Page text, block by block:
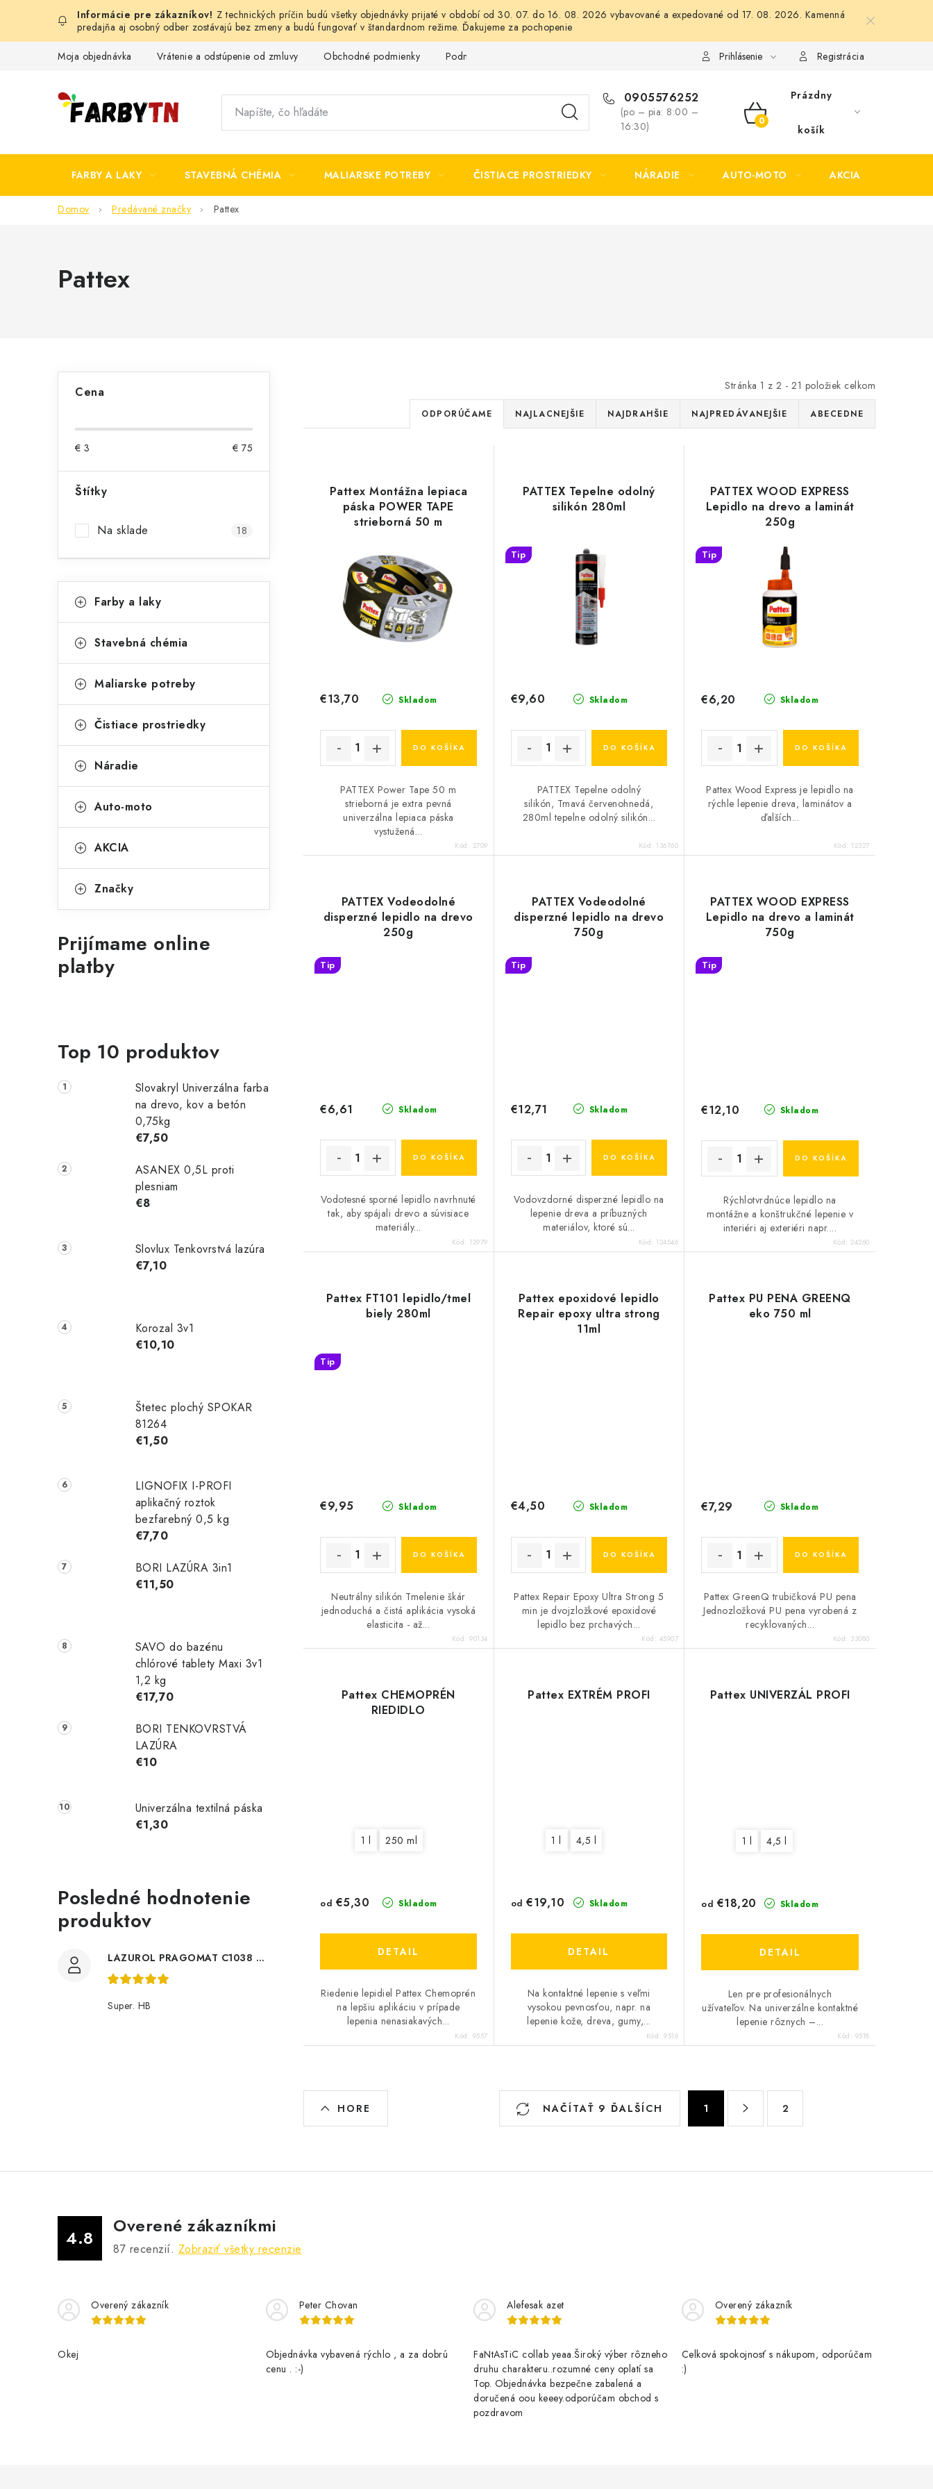
obsah
Z technických príčin budú všetky objednávky prijaté v období od 30. 07. do 16. 08. 2026 vybavované a expedované od 17. 08. 2026. Kamenná
predajňa aj osobný odber zostávajú bez zmeny a budú fungovať v štandardnom režime. Ďakujeme za pochopenie
Moja objednávka Vrátenie a odstúpenie od zmluvy Obchodné podmienky Podmienky ochrany osobných údajov Formulár na odstúpenie od zmluvy Formulár na reklamáciu
Prihlásenie Registrácia
0905576252
(po – pia: 8:00 –
16:30)
NÁKUPNÝ
Prázdny
košík
FARBY A LAKY STAVEBNÁ CHÉMIA MALIARSKE POTREBY ČISTIACE PROSTRIEDKY NÁRADIE AUTO-MOTO AKCIA
Domov Predávané značky Pattex
Pattex
n
n
l
Cena
€ 3 € 75
Štítky
Na sklade 18
kategórie
a
e
ó
i
Farby a laky
Stavebná chémia
Maliarske potreby
Čistiace prostriedky
Náradie
Auto-moto
AKCIA
Značky
Prijímame online
platby
Top 10 produktov
Slovakryl Univerzálna farba
na drevo, kov a betón
0,75kg
€7,50
ASANEX 0,5L proti
plesniam
€8
Slovlux Tenkovrstvá lazúra
€7,10
Korozal 3v1
€10,10
Štetec plochý SPOKAR
81264
€1,50
LIGNOFIX I-PROFI
aplikačný roztok
bezfarebný 0,5 kg
€7,70
BORI LAZÚRA 3in1
€11,50
SAVO do bazénu
chlórové tablety Maxi 3v1
1,2 kg
€17,70
BORI TENKOVRSTVÁ
LAZÚRA
€10
Univerzálna textilná páska
€1,30
Posledné hodnotenie
produktov
LAZUROL PRAGOMAT C1038 0,75l
Super. HB
Stránka 1 z 2 - 21 položiek celkom
R
a
e
n
e
p
r
o
u
k
t
o
v
ODPORÚČAME NAJLACNEJŠIE NAJDRAHŠIE NAJPREDÁVANEJŠIE ABECEDNE
Pattex Montážna lepiaca
páska POWER TAPE
strieborná 50 m
Skladom
€13,70
DO KOŠÍKA
PATTEX Power Tape 50 m
strieborná je extra pevná
univerzálna lepiaca páska
vystužená...
Kód: 2709
PATTEX Tepelne odolný
silikón 280ml
Tip
Skladom
€9,60
DO KOŠÍKA
PATTEX Tepelne odolný
silikón, Tmavá červenohnedá,
280ml tepelne odolný silikón...
Kód: 136760
PATTEX WOOD EXPRESS
Lepidlo na drevo a laminát
250g
Tip
Skladom
€6,20
DO KOŠÍKA
Pattex Wood Express je lepidlo na
rýchle lepenie dreva, laminátov a
ďalších...
Kód: 12327
PATTEX Vodeodolné
disperzné lepidlo na drevo
250g
Tip
Skladom
€6,61
DO KOŠÍKA
Vodotesné sporné lepidlo navrhnuté
tak, aby spájali drevo a súvisiace
materiály...
Kód: 12979
PATTEX Vodeodolné
disperzné lepidlo na drevo
750g
Tip
Skladom
€12,71
DO KOŠÍKA
Vodovzdorné disperzné lepidlo na
lepenie dreva a príbuzných
materiálov, ktoré sú...
Kód: 124546
PATTEX WOOD EXPRESS
Lepidlo na drevo a laminát
750g
Tip
Skladom
€12,10
DO KOŠÍKA
Rýchlotvrdnúce lepidlo na
montážne a konštrukčné lepenie v
interiéri aj exteriéri napr....
Kód: 24260
Pattex FT101 lepidlo/tmel
biely 280ml
Tip
Skladom
€9,95
DO KOŠÍKA
Neutrálny silikón Tmelenie škár
jednoduchá a čistá aplikácia vysoká
elasticita - až...
Kód:90134
Pattex epoxidové lepidlo
Repair epoxy ultra strong
11ml
Skladom
€4,50
DO KOŠÍKA
Pattex Repair Epoxy Ultra Strong 5
min je dvojzložkové epoxidové
lepidlo bez prchavých...
Kód: 45907
Pattex PU PENA GREENQ
eko 750 ml
Skladom
€7,29
DO KOŠÍKA
Pattex GreenQ trubičková PU pena
Jednozložková PU pena vyrobená z
recyklovaných...
Kód: 33080
Pattex CHEMOPRÉN
RIEDIDLO
1 l 250 ml
Skladom
od €5,30
DETAIL
Riedenie lepidiel Pattex Chemoprén
na lepšiu aplikáciu v prípade
lepenia nenasiakavých...
Kód: 9557
Pattex EXTRÉM PROFI
1 l 4,5 l
Skladom
od €19,10
DETAIL
Na kontaktné lepenie s veľmi
vysokou pevnosťou, napr. na
lepenie kože, dreva, gumy,...
Kód:9516
Pattex UNIVERZÁL PROFI
1 l 4,5 l
Skladom
od €18,20
DETAIL
Len pre profesionálnych
užívateľov. Na univerzálne kontaktné
lepenie rôznych –...
Kód: 9518
O
v
á
p
r
v
NAČÍTAŤ 9 ĎALŠÍCH
S
n
e
1 2
HORE
4.8
Overené zákazníkmi
87 recenzií. Zobraziť všetky recenzie
Overený zákazník
Okej
Peter Chovan
Objednávka vybavená rýchlo , a za dobrú
cenu . :-)
Alefesak azet
FaNtAsTiC collab yeaa.Široký výber rôzneho
druhu charakteru..rozumné ceny oplatí sa
Top. Objednávka bezpečne zabalená a
doručená oou keeey.odporúčam obchod s
pozdravom
Overený zákazník
Celková spokojnosť s nákupom, odporúčam
:)